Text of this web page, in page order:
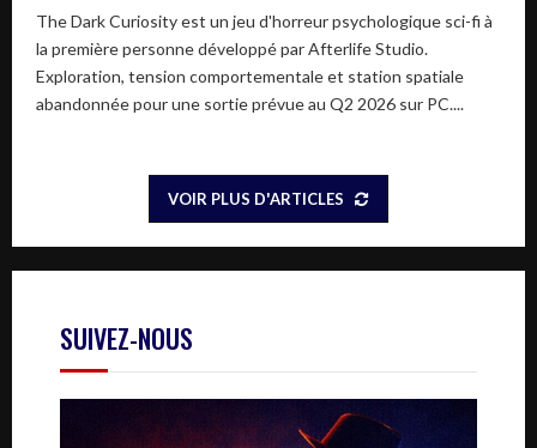
The Dark Curiosity est un jeu d'horreur psychologique sci-fi à
la première personne développé par Afterlife Studio.
Exploration, tension comportementale et station spatiale
abandonnée pour une sortie prévue au Q2 2026 sur PC....
VOIR PLUS D'ARTICLES
SUIVEZ-NOUS